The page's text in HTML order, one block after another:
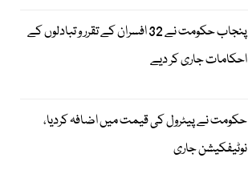
پنجاب حکومت نے 32 افسران کے تقرر و تبادلوں کے
احکامات جاری کر دیے
حکومت نے پیٹرول کی قیمت میں اضافہ کردیا،
نوٹیفکیشن جاری